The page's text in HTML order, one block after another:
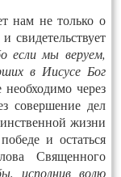
нам не только о
если мы веруем,
в Иисусе Бог
через
совершение дел
жизни
и остаться
Священного
исполнив волю